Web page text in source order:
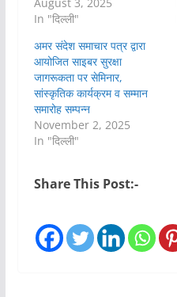
In "दिल्ली"
अमर संदेश समाचार पत्र द्वारा
आयोजित साइबर सुरक्षा
जागरूकता पर सेमिनार,
सांस्कृतिक कार्यक्रम व सम्मान
समारोह सम्पन्न
November 2, 2025
In "दिल्ली"
Share This Post:-